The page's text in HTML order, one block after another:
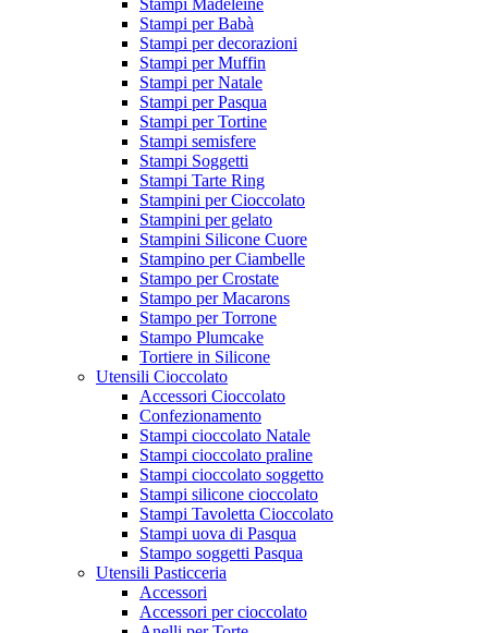
Stampi Madeleine
Stampi per Babà
Stampi per decorazioni
Stampi per Muffin
Stampi per Natale
Stampi per Pasqua
Stampi per Tortine
Stampi semisfere
Stampi Soggetti
Stampi Tarte Ring
Stampini per Cioccolato
Stampini per gelato
Stampini Silicone Cuore
Stampino per Ciambelle
Stampo per Crostate
Stampo per Macarons
Stampo per Torrone
Stampo Plumcake
Tortiere in Silicone
Utensili Cioccolato
Accessori Cioccolato
Confezionamento
Stampi cioccolato Natale
Stampi cioccolato praline
Stampi cioccolato soggetto
Stampi silicone cioccolato
Stampi Tavoletta Cioccolato
Stampi uova di Pasqua
Stampo soggetti Pasqua
Utensili Pasticceria
Accessori
Accessori per cioccolato